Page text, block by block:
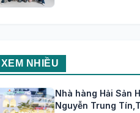
XEM NHIỀU
Nhà hàng Hải Sản
Nguyễn Trung